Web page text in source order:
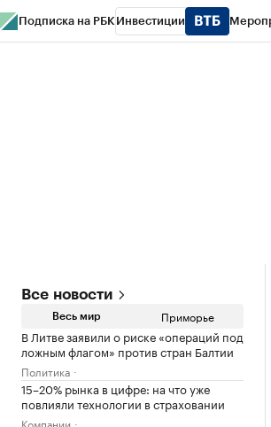
Подписка на РБК Инвестиции
Все новости
Весь мир Приморье
В Литве заявили о риске «операций под
ложным флагом» против стран Балтии
Политика
15–20% рынка в цифре: на что уже
повлияли технологии в страховании
Компании